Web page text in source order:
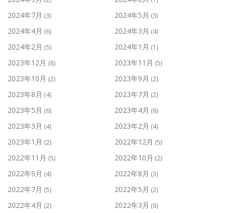
2024年7月 (3) 2024年5月 (3)
2024年4月 (6) 2024年3月 (4)
2024年2月 (5) 2024年1月 (1)
2023年12月 (8) 2023年11月 (5)
2023年10月 (2) 2023年9月 (2)
2023年8月 (4) 2023年7月 (2)
2023年5月 (6) 2023年4月 (6)
2023年3月 (4) 2023年2月 (4)
2023年1月 (2) 2022年12月 (5)
2022年11月 (5) 2022年10月 (2)
2022年9月 (4) 2022年8月 (3)
2022年7月 (5) 2022年5月 (2)
2022年4月 (2) 2022年3月 (6)